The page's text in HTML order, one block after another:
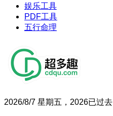
娱乐工具
PDF工具
五行命理
2026/8/7 星期五，2026已过去